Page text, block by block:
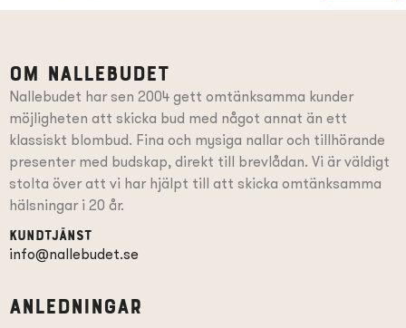
Om Nallebudet
Nallebudet har sen 2004 gett omtänksamma kunder
möjligheten att skicka bud med något annat än ett
klassiskt blombud. Fina och mysiga nallar och tillhörande
presentermed budskap, direkt till brevlådan. Vi är väldigt
stolta över att vi har hjälpt till att skicka omtänksamma
hälsningar i 20 år.
Kundtjänst
info@nallebudet.se
Anledningar